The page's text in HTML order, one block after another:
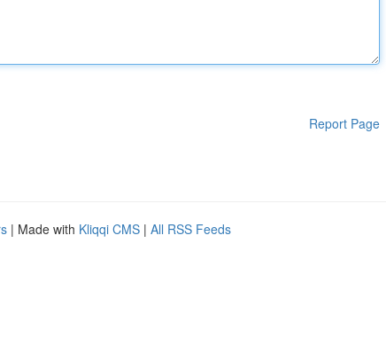
Report Page
| Made with Kliqqi CMS | All RSS Feeds